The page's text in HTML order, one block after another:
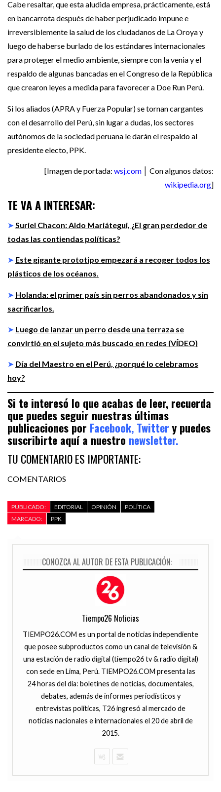
Cabe resaltar, que esta aludida empresa, prácticamente, está
en bancarrota después de haber perjudicado impune e
irreversiblemente la salud de los ciudadanos de La Oroya y
luego de haberse burlado de los estándares internacionales
para proteger el medio ambiente, siempre con la venia y el
respaldo de algunas bancadas en el Congreso de la República
que crearon leyes a medida para favorecer a Doe Run Perú.
Si los aliados (APRA y Fuerza Popular) se tornan cargantes
con el desarrollo del Perú, sin lugar a dudas, los sectores
autónomos de la sociedad peruana le darán el respaldo al
presidente electo, PPK.
[Imagen de portada: wsj.com │ Con algunos datos:
wikipedia.org]
TE VA A INTERESAR:
➤ Suriel Chacon: Aldo Mariátegui, ¿El gran perdedor de
todas las contiendas políticas?
➤ Este gigante prototipo empezará a recoger todos los
plásticos de los océanos.
➤ Holanda: el primer país sin perros abandonados y sin
sacrificarlos.
➤ Luego de lanzar un perro desde una terraza se
convirtió en el sujeto más buscado en redes (VÍDEO)
➤ Día del Maestro en el Perú, ¿porqué lo celebramos
hoy?
Si te interesó lo que acabas de leer, recuerda
que puedes seguir nuestras últimas
publicaciones por Facebook, Twitter y puedes
suscribirte aquí a nuestro newsletter.
TU COMENTARIO ES IMPORTANTE:
COMENTARIOS
PUBLICADO: EDITORIAL OPINIÓN
POLÍTICA
MARCADO:
PPK
CONOZCA AL AUTOR DE ESTA PUBLICACIÓN:
Tiempo26 Noticias
TIEMPO26.COM es un portal de noticias independiente
que posee subproductos como un canal de televisión &
una estación de radio digital (tiempo26 tv & radio digital)
con sede en Lima, Perú. TIEMPO26.COM presenta las
24 horas del día: boletines de noticias, documentales,
debates, además de informes periodísticos y
entrevistas políticas, T26 ingresó al mercado de
noticias nacionales e internacionales el 20 de abril de
2015.